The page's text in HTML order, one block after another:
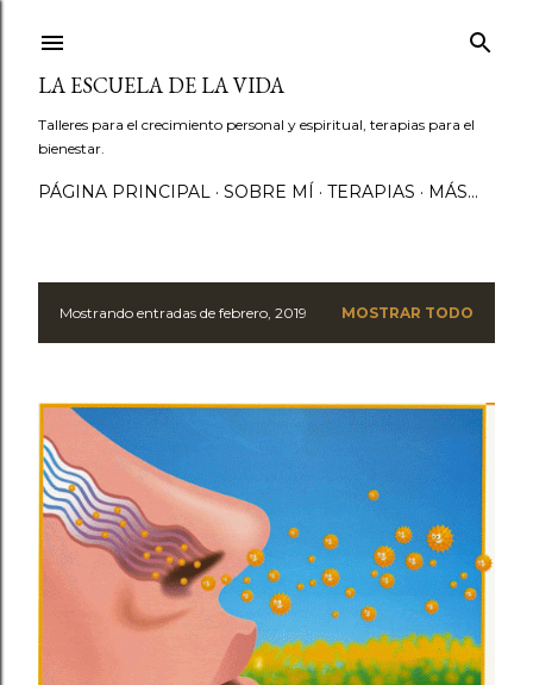
LA ESCUELA DE LA VIDA
Talleres para el crecimiento personal y espiritual, terapias para el
bienestar.
PÁGINA PRINCIPAL SOBRE MÍ TERAPIAS MÁS…
E
t
r
a
d
a
s
Mostrando entradas de febrero, 2019 MOSTRAR TODO